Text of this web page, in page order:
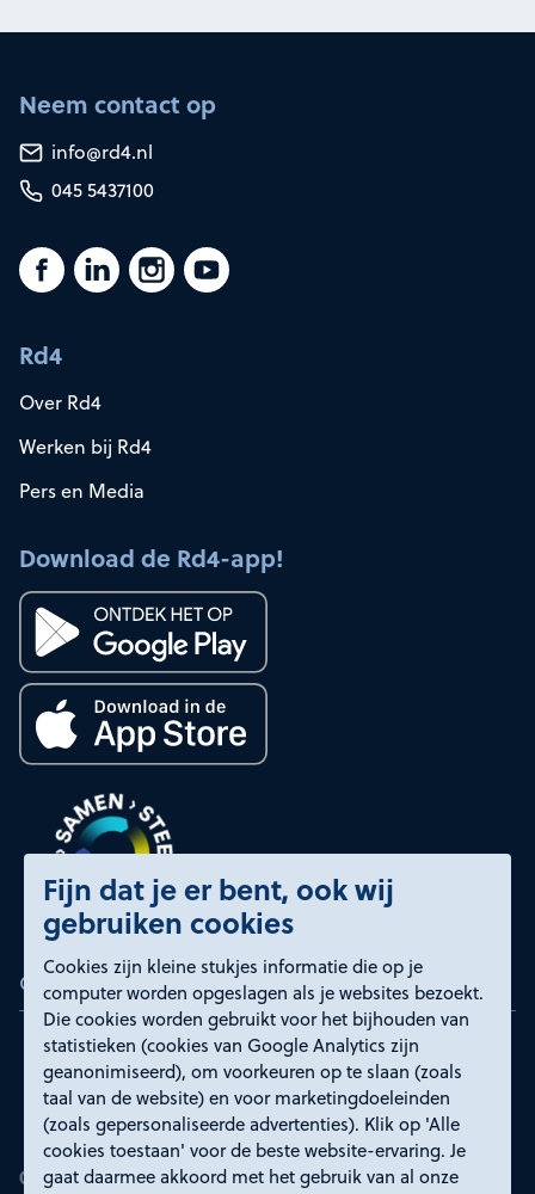
Fijn dat je er bent, ook wij
gebruiken cookies
Cookies zijn kleine stukjes informatie die op je
computer worden opgeslagen als je websites bezoekt.
Die cookies worden gebruikt voor het bijhouden van
statistieken (cookies van Google Analytics zijn
geanonimiseerd), om voorkeuren op te slaan (zoals
taal van de website) en voor marketingdoeleinden
(zoals gepersonaliseerde advertenties). Klik op 'Alle
cookies toestaan' voor de beste website-ervaring. Je
gaat daarmee akkoord met het gebruik van al onze
Neem contact op
info@rd4.nl
045 5437100
Rd4
Over Rd4
Werken bij Rd4
Pers en Media
Download de Rd4-app!
Certificeringen